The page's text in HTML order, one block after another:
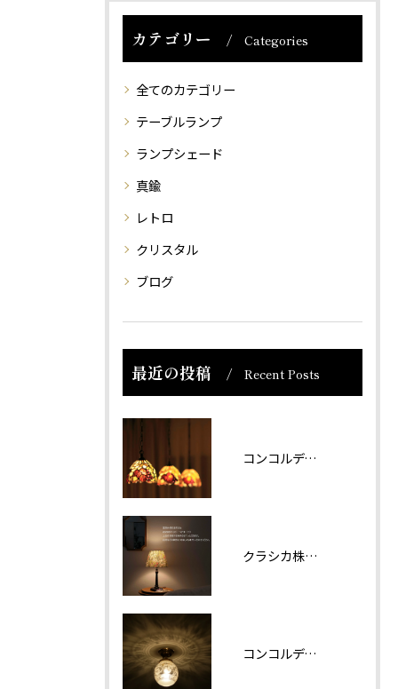
カテゴリー Categories
全てのカテゴリー
テーブルランプ
ランプシェード
真鍮
レトロ
クリスタル
ブログ
最近の投稿 Recent Posts
コンコルディア照明 販売について
クラシカ株式会社では夏期休業をいただきます。
コンコルディアのシリーズより天井灯です。